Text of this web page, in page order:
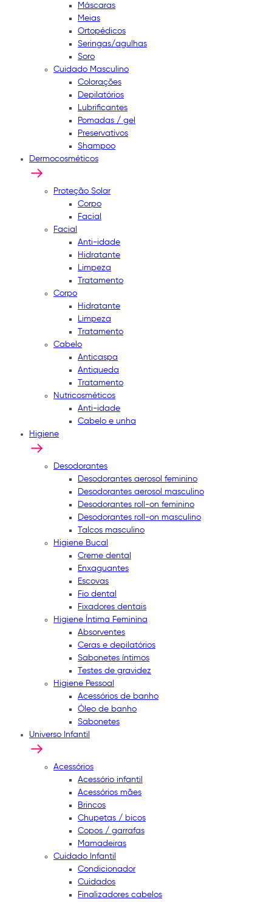
Máscaras
Meias
Ortopédicos
Seringas/agulhas
Soro
Cuidado Masculino
Colorações
Depilatórios
Lubrificantes
Pomadas / gel
Preservativos
Shampoo
Dermocosméticos
Proteção Solar
Corpo
Facial
Facial
Anti-idade
Hidratante
Limpeza
Tratamento
Corpo
Hidratante
Limpeza
Tratamento
Cabelo
Anticaspa
Antiqueda
Tratamento
Nutricosméticos
Anti-idade
Cabelo e unha
Higiene
Desodorantes
Desodorantes aerosol feminino
Desodorantes aerosol masculino
Desodorantes roll-on feminino
Desodorantes roll-on masculino
Talcos masculino
Higiene Bucal
Creme dental
Enxaguantes
Escovas
Fio dental
Fixadores dentais
Higiene Íntima Feminina
Absorventes
Ceras e depilatórios
Sabonetes íntimos
Testes de gravidez
Higiene Pessoal
Acessórios de banho
Óleo de banho
Sabonetes
Universo Infantil
Acessórios
Acessório infantil
Acessórios mães
Brincos
Chupetas / bicos
Copos / garrafas
Mamadeiras
Cuidado Infantil
Condicionador
Cuidados
Finalizadores cabelos